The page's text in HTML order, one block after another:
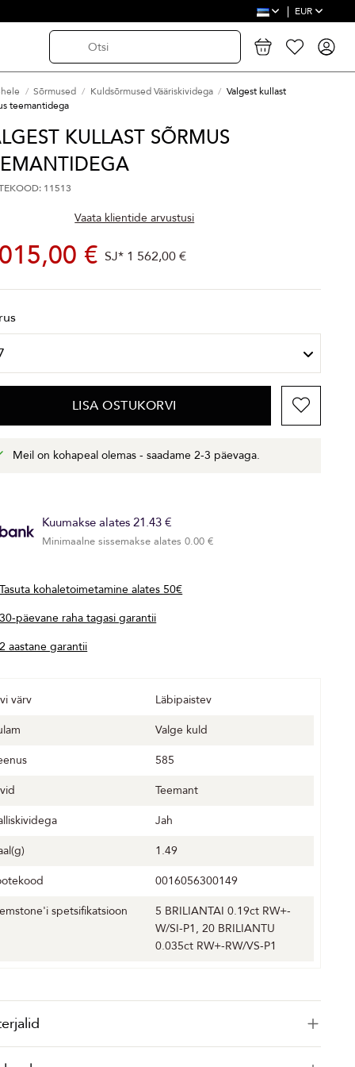
EUR
Sõrmused Kuldsõrmused Vääriskividega
Valgest kullast
teemantidega
KULLAST SÕRMUS
11513
Vaata klientide arvustusi
€ SJ* 1 562,00 €
LISA OSTUKORVI
Meil on kohapeal olemas - saadame 2-3 päevaga.
Kuumakse alates 21.43 €
Minimaalne sissemakse alates 0.00 €
Tasuta kohaletoimetamine alates 50€
30-päevane raha tagasi garantii
2 aastane garantii
värv
Läbipaistev
Valge kuld
585
Teemant
Jah
1.49
0016056300149
spetsifikatsioon
5 BRILIANTAI 0.19ct RW+-
W/SI-P1, 20 BRILIANTU
0.035ct RW+-RW/VS-P1